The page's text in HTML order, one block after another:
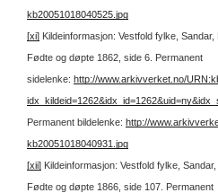
kb20051018040525.jpg
[xi] Kildeinformasjon: Vestfold fylke,
Fødte og døpte 1862, side 6. Permanent
sidelenke: http://www.arkivverket.no/
Permanent bildelenke: http://
kb20051018040931.jpg
[xii] Kildeinformasjon: Vestfold fylke,
Fødte og døpte 1866, side 107. Permanent